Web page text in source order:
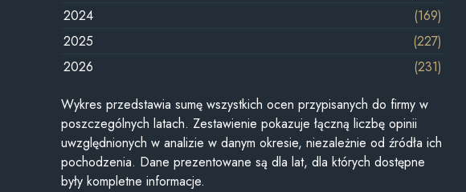
2024
(169)
2025
(227)
2026
(231)
Wykres przedstawia sumę wszystkich ocen przypisanych do firmy w
poszczególnych latach. Zestawienie pokazuje łączną liczbę opinii
uwzględnionych w analizie w danym okresie, niezależnie od źródła ich
pochodzenia. Dane prezentowane są dla lat, dla których dostępne
były kompletne informacje.